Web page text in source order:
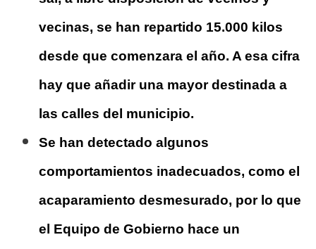
vecinas, se han repartido 15.000 kilos
desde que comenzara el año. A esa cifra
hay que añadir una mayor destinada a
las calles del municipio.
Se han detectado algunos
comportamientos inadecuados, como el
acaparamiento desmesurado, por lo que
el Equipo de Gobierno hace un